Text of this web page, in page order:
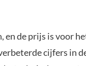
de prijs is voor
cijfers in